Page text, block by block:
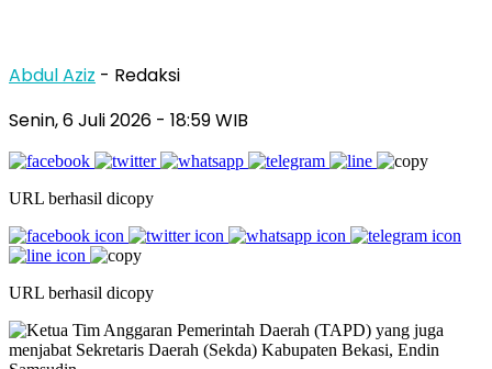
Abdul Aziz - Redaksi
Senin, 6 Juli 2026 - 18:59 WIB
URL berhasil dicopy
URL berhasil dicopy